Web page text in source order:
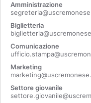
Amministrazione
Biglietteria
Comunicazione
Marketing
Settore giovanile